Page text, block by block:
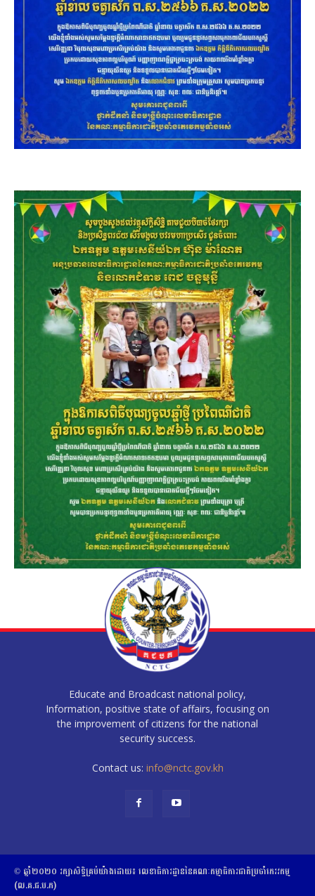
Educate and Broadcast national policy,
Information, positive state of affairs, focusing on
the improvement of citizens for the national
security success.
Contact us: info@nctc.gov.kh
© ឆ្នាំ២០២០​ ​រក្សាសិទ្ធិ​គ្រប់យ៉ាង​ដោយ​៖​ ​លេខាធិការដ្ឋាននៃគណៈកម្មាធិការជាតិប្រចាំភេរវកម្ម
(ល.គ.ជ.ប.ភ)